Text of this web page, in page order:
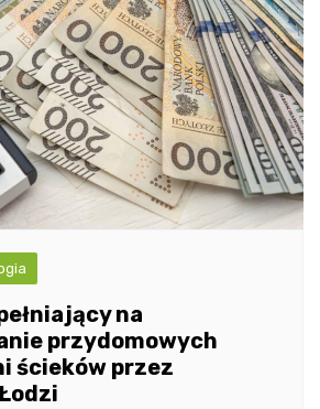
na
przydomowych
ścieków przez